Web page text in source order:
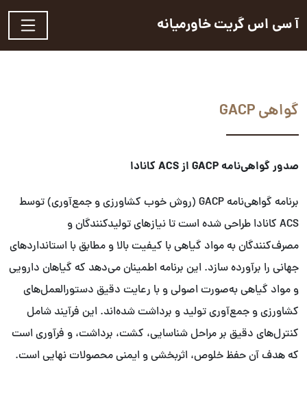
آ سی اس گریت خاورمیانه
گواهی GACP
صدور گواهی‌نامه GACP از ACS کانادا
برنامه گواهی‌نامه GACP (روش‌ خوب کشاورزی و جمع‌آوری) توسط
ACS کانادا طراحی شده است تا نیازهای تولیدکنندگان و
مصرف‌کنندگان به مواد گیاهی با کیفیت بالا و مطابق با استانداردهای
جهانی را برآورده سازد. این برنامه اطمینان می‌دهد که گیاهان دارویی
و مواد گیاهی به‌صورت اصولی و با رعایت دقیق دستورالعمل‌های
کشاورزی و جمع‌آوری تولید و برداشت شده‌اند. این فرآیند شامل
کنترل‌های دقیق بر مراحل شناسایی، کشت، برداشت، و فرآوری است
که هدف آن حفظ خلوص، اثربخشی و ایمنی محصولات نهایی است.